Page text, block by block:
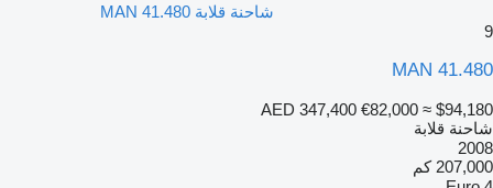
شاحنة قلابة MAN 41.480
9
MAN 41.480
AED 347,400 €82,000 ≈ $94,180
شاحنة قلابة
2008
207,000 كم